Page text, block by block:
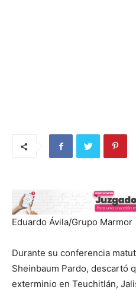
Eduardo Ávila/Grupo Marmor
Durante su conferencia
Sheinbaum Pardo, descartó
exterminio en Teuchitlán,